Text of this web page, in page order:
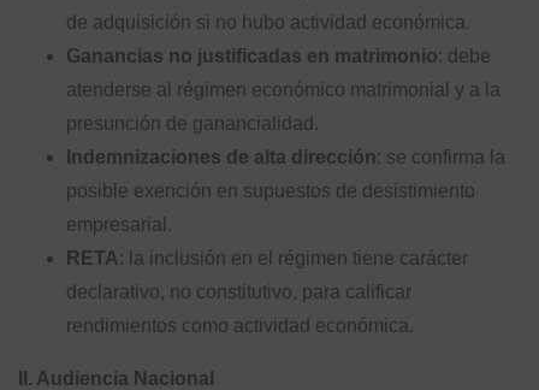
de adquisición si no hubo actividad económica.
Ganancias no justificadas en matrimonio: debe
atenderse al régimen económico matrimonial y a la
presunción de ganancialidad.
Indemnizaciones de alta dirección: se confirma la
posible exención en supuestos de desistimiento
empresarial.
RETA: la inclusión en el régimen tiene carácter
declarativo, no constitutivo, para calificar
rendimientos como actividad económica.
II. Audiencia Nacional